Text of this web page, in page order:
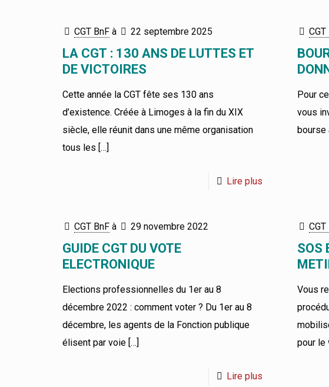
CGT BnF à 22 septembre 2025
LA CGT : 130 ANS DE LUTTES ET
DE VICTOIRES
Cette année la CGT fête ses 130 ans
d’existence. Créée à Limoges à la fin du XIX
siècle, elle réunit dans une même organisation
tous les […]
Lire plus
CGT
Pour
vous
bourse
CGT BnF à 29 novembre 2022
GUIDE CGT DU VOTE
ELECTRONIQUE
Elections professionnelles du 1er au 8
décembre 2022 : comment voter ? Du 1er au 8
décembre, les agents de la Fonction publique
élisent par voie[…]
Lire plus
CGT
SOS
Vous
pour le